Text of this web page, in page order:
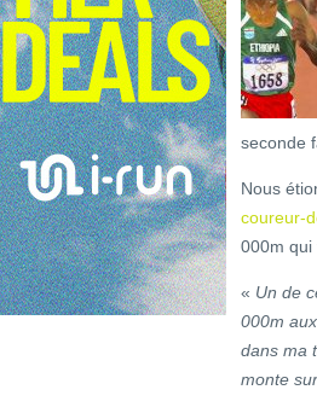
seconde
Nous
coureur-
000m qui
« Un de
000m
dans ma
monte